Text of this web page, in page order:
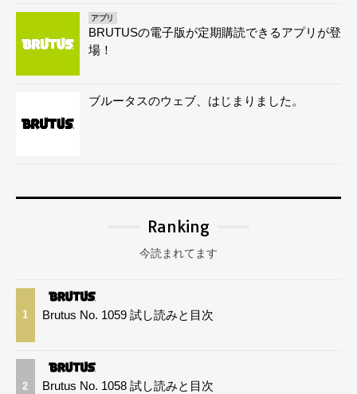
アプリ
BRUTUSの電子版が定期購読できるアプリが登
場！
ブルータスのウェブ、はじまりました。
Ranking
今読まれてます
1 Brutus No. 1059 試し読みと目次
2 Brutus No. 1058 試し読みと目次